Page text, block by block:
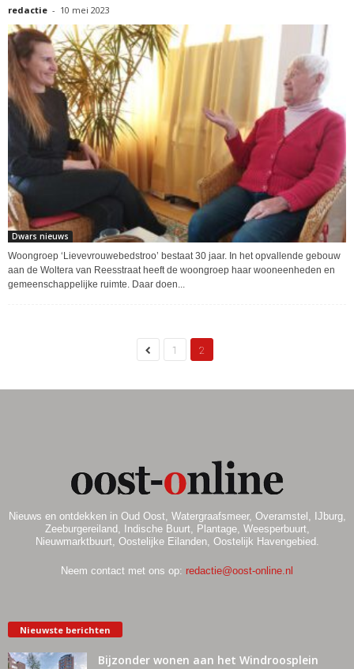
redactie - 10 mei 2023
Dwars nieuws
Woongroep ‘Lievevrouwebedstroo’ bestaat 30 jaar. In het opvallende gebouw
aan de Woltera van Reesstraat heeft de woongroep haar wooneenheden en
gemeenschappelijke ruimte. Daar doen...
1 2
Nieuws en ontdekken in Oud Oost, Watergraafsmeer, Overamstel, IJburg,
Zeeburgereiland, Indische Buurt, Plantage, Weesperbuurt,
Nieuwmarktbuurt, Oostelijke Eilanden, Oostelijk Havengebied.
Neem contact met ons op: redactie@oost-online.nl
Nieuwste berichten
Bijzonder wonen aan het Windroosplein